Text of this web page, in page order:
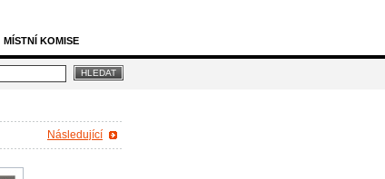
MÍSTNÍ KOMISE
Následující